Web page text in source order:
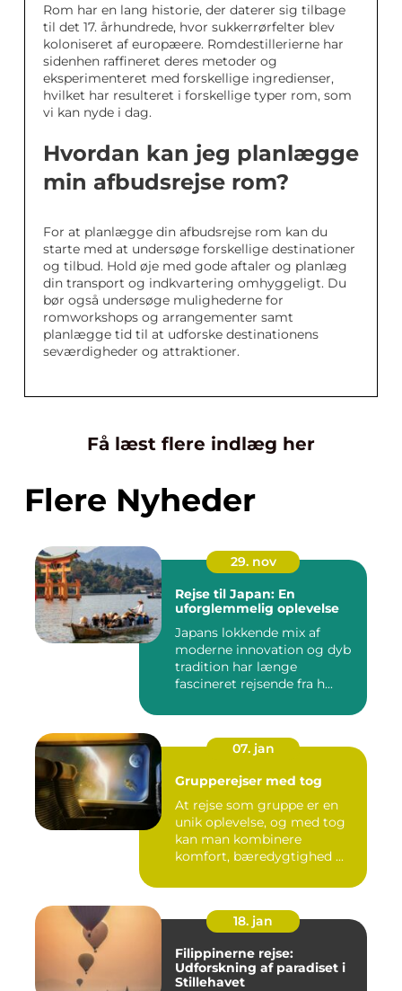
Rom har en lang historie, der daterer sig tilbage
til det 17. århundrede, hvor sukkerrørfelter blev
koloniseret af europæere. Romdestillerierne har
sidenhen raffineret deres metoder og
eksperimenteret med forskellige ingredienser,
hvilket har resulteret i forskellige typer rom, som
vi kan nyde i dag.
Hvordan kan jeg planlægge
min afbudsrejse rom?
For at planlægge din afbudsrejse rom kan du
starte med at undersøge forskellige destinationer
og tilbud. Hold øje med gode aftaler og planlæg
din transport og indkvartering omhyggeligt. Du
bør også undersøge mulighederne for
romworkshops og arrangementer samt
planlægge tid til at udforske destinationens
seværdigheder og attraktioner.
Få læst flere indlæg her
Flere Nyheder
29. nov
Rejse til Japan: En
uforglemmelig oplevelse
Japans lokkende mix af
moderne innovation og dyb
tradition har længe
fascineret rejsende fra h...
07. jan
Grupperejser med tog
At rejse som gruppe er en
unik oplevelse, og med tog
kan man kombinere
komfort, bæredygtighed ...
18. jan
Filippinerne rejse:
Udforskning af paradiset i
Stillehavet